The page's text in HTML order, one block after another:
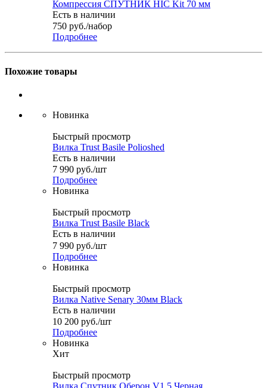
Компрессия СПУТНИК HIC Kit 70 мм
Есть в наличии
750 руб./набор
Подробнее
Похожие товары
Новинка
Быстрый просмотр
Вилка Trust Basile Polioshed
Есть в наличии
7 990 руб./шт
Подробнее
Новинка
Быстрый просмотр
Вилка Trust Basile Black
Есть в наличии
7 990 руб./шт
Подробнее
Новинка
Быстрый просмотр
Вилка Native Senary 30мм Black
Есть в наличии
10 200 руб./шт
Подробнее
Новинка
Хит
Быстрый просмотр
Вилка Спутник Оберон V1.5 Черная